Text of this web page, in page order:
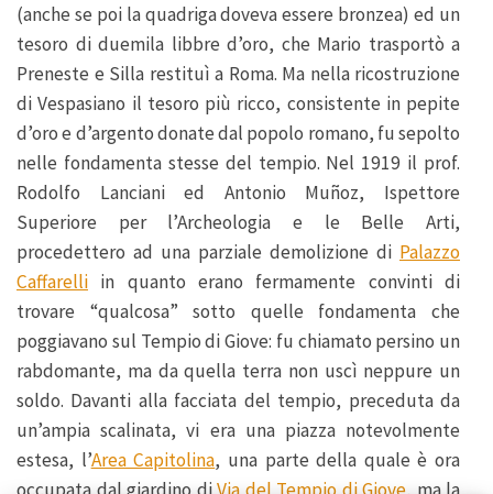
(anche se poi la quadriga doveva essere bronzea) ed un
tesoro di duemila libbre d’oro, che Mario trasportò a
Preneste e Silla restituì a Roma. Ma nella ricostruzione
di Vespasiano il tesoro più ricco, consistente in pepite
d’oro e d’argento donate dal popolo romano, fu sepolto
nelle fondamenta stesse del tempio. Nel 1919 il prof.
Rodolfo Lanciani ed Antonio Muñoz, Ispettore
Superiore per l’Archeologia e le Belle Arti,
procedettero ad una parziale demolizione di Palazzo
Caffarelli in quanto erano fermamente convinti di
trovare “qualcosa” sotto quelle fondamenta che
poggiavano sul Tempio di Giove: fu chiamato persino un
rabdomante, ma da quella terra non uscì neppure un
soldo. Davanti alla facciata del tempio, preceduta da
un’ampia scalinata, vi era una piazza notevolmente
estesa, l’Area Capitolina, una parte della quale è ora